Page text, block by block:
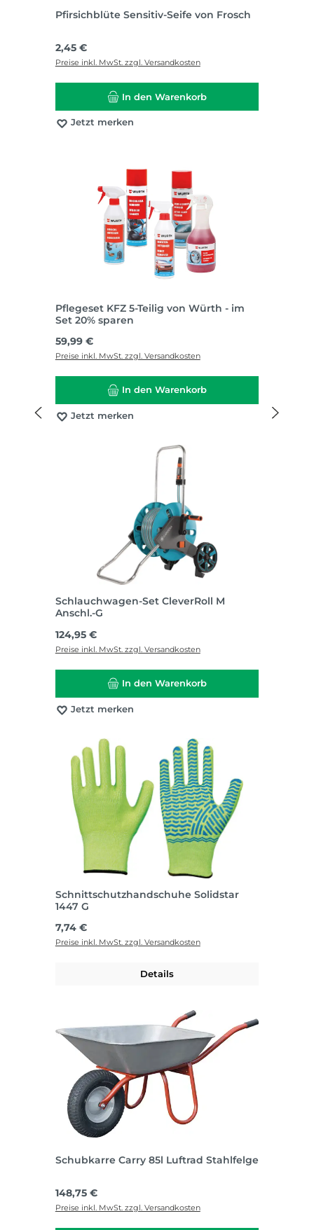
Pfirsichblüte Sensitiv-Seife von Frosch
Regulärer Preis:
2,45 €
Preise inkl. MwSt. zzgl. Versandkosten
In den Warenkorb
Jetzt merken
Pflegeset KFZ 5-Teilig von Würth - im
Set 20% sparen
Regulärer Preis:
59,99 €
Preise inkl. MwSt. zzgl. Versandkosten
In den Warenkorb
Jetzt merken
Schlauchwagen-Set CleverRoll M
Anschl.-G
Regulärer Preis:
124,95 €
Preise inkl. MwSt. zzgl. Versandkosten
In den Warenkorb
Jetzt merken
Schnittschutzhandschuhe Solidstar
1447 G
Regulärer Preis:
7,74 €
Preise inkl. MwSt. zzgl. Versandkosten
Details
Schubkarre Carry 85l Luftrad Stahlfelge
Regulärer Preis:
148,75 €
Preise inkl. MwSt. zzgl. Versandkosten